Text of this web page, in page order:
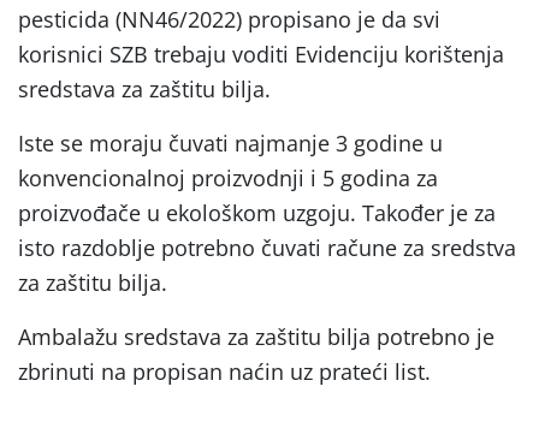
pesticida (NN46/2022) propisano je da svi
korisnici SZB trebaju voditi Evidenciju korištenja
sredstava za zaštitu bilja.
Iste se moraju čuvati najmanje 3 godine u
konvencionalnoj proizvodnji i 5 godina za
proizvođače u ekološkom uzgoju. Također je za
isto razdoblje potrebno čuvati račune za sredstva
za zaštitu bilja.
Ambalažu sredstava za zaštitu bilja potrebno je
zbrinuti na propisan naćin uz prateći list.